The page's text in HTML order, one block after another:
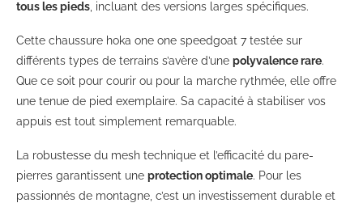
tous les pieds , incluant des versions larges spécifiques.
Cette chaussure hoka one one speedgoat 7 testée sur
différents types de terrains s’avère d’une polyvalence rare.
Que ce soit pour courir ou pour la marche rythmée, elle offre
une tenue de pied exemplaire. Sa capacité à stabiliser vos
appuis est tout simplement remarquable.
La robustesse du mesh technique et l’efficacité du pare-
pierres garantissent une protection optimale. Pour les
passionnés de montagne, c’est un investissement durable et